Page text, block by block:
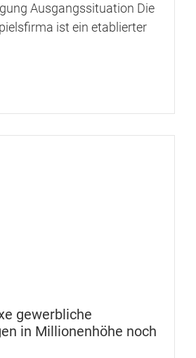
Ausgangssituation Die
ist ein etablierter
gewerbliche
in Millionenhöhe noch